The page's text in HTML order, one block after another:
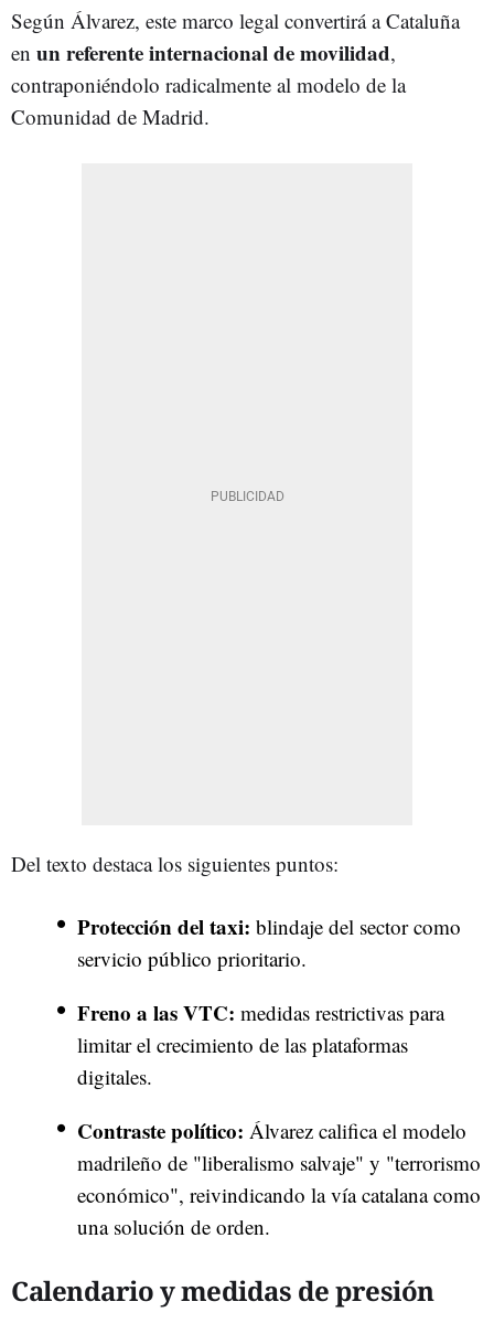
Según Álvarez, este marco legal convertirá a Cataluña
en un referente internacional de movilidad,
contraponiéndolo radicalmente al modelo de la
Comunidad de Madrid.
Del texto destaca los siguientes puntos:
Protección del taxi: blindaje del sector como
servicio público prioritario.
Freno a las VTC: medidas restrictivas para
limitar el crecimiento de las plataformas
digitales.
Contraste político: Álvarez califica el modelo
madrileño de "liberalismo salvaje" y "terrorismo
económico", reivindicando la vía catalana como
una solución de orden.
Calendario y medidas de presión